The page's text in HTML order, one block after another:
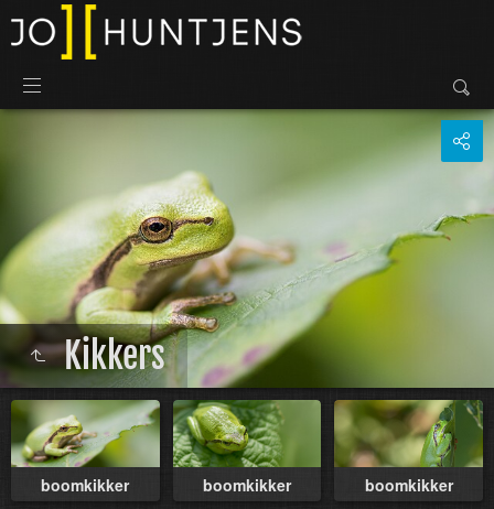
Kikkers
boomkikker boomkikker boomkikker